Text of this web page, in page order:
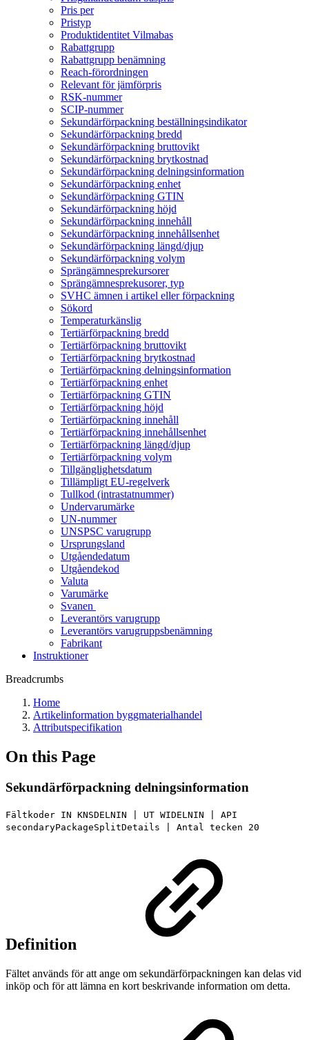
Pris per
Pristyp
Produktidentitet Vilmabas
Rabattgrupp
Rabattgrupp benämning
Reach-förordningen
Relevant för jämförpris
RSK-nummer
SCIP-nummer
Sekundärförpackning beställningsindikator
Sekundärförpackning bredd
Sekundärförpackning bruttovikt
Sekundärförpackning brytkostnad
Sekundärförpackning delningsinformation
Sekundärförpackning enhet
Sekundärförpackning GTIN
Sekundärförpackning höjd
Sekundärförpackning innehåll
Sekundärförpackning innehållsenhet
Sekundärförpackning längd/djup
Sekundärförpackning volym
Sprängämnesprekursorer
Sprängämnesprekusorer, typ
SVHC ämnen i artikel eller förpackning
Sökord
Temperaturkänslig
Tertiärförpackning bredd
Tertiärförpackning bruttovikt
Tertiärförpackning brytkostnad
Tertiärförpackning delningsinformation
Tertiärförpackning enhet
Tertiärförpackning GTIN
Tertiärförpackning höjd
Tertiärförpackning innehåll
Tertiärförpackning innehållsenhet
Tertiärförpackning längd/djup
Tertiärförpackning volym
Tillgänglighetsdatum
Tillämpligt EU-regelverk
Tullkod (intrastatnummer)
Undervarumärke
UN-nummer
UNSPSC varugrupp
Ursprungsland
Utgåendedatum
Utgåendekod
Valuta
Varumärke
Svanen
Leverantörs varugrupp
Leverantörs varugruppsbenämning
Fabrikant
Instruktioner
Breadcrumbs
Home
Artikelinformation byggmaterialhandel
Attributspecifikation
On this Page
Sekundärförpackning delningsinformation
Fältkoder IN KNSDELNIN | UT WIDELNIN | API
secondaryPackageSplitDetails | Antal tecken 20
Definition
Fältet används för att ange om sekundärförpackningen kan delas vid
inköp och för att lämna en kort beskrivande information om detta.